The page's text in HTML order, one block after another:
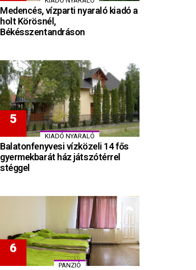
Medencés, vízparti nyaraló kiadó a
holt Körösnél,
Békésszentandráson
KIADÓ NYARALÓ
Balatonfenyvesi vízközeli 14 fős
gyermekbarát ház játszótérrel
stéggel
PANZIÓ